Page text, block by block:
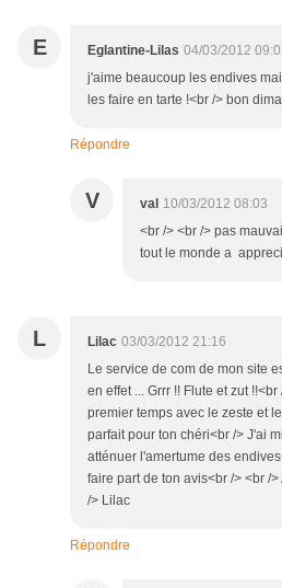
E Eglantine-Lilas 04/03/2012
j'aime beaucoup les endives
les faire en tarte !<br /> bon
Répondre
V val 10/03/2012 08:03
<br /> <br /> pas
tout le monde a
L Lilac 03/03/2012 21:16
Le service de com de mon site
en effet ... Grrr !! Flute et zut
premier temps avec le zeste et
parfait pour ton chéri<br /> J'ai
atténuer l'amertume des
faire part de ton avis<br /> <br /
/> Lilac
Répondre